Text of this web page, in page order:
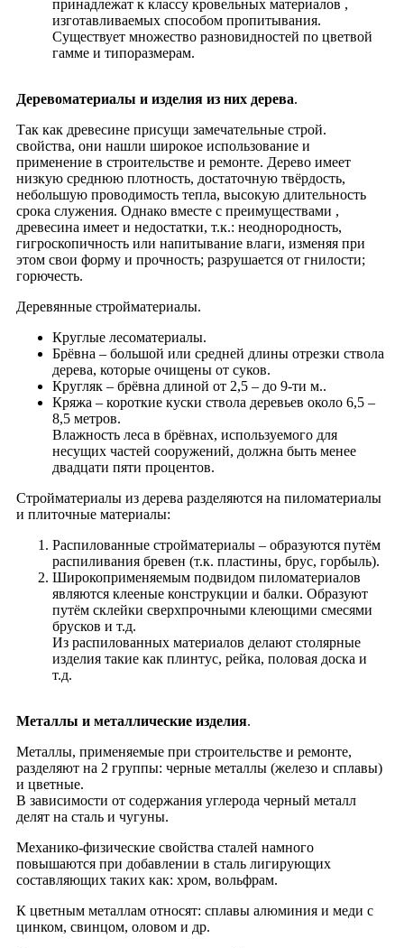
принадлежат к классу кровельных материалов ,
изготавливаемых способом пропитывания.
Существует множество разновидностей по цветвой
гамме и типоразмерам.
Деревоматериалы и изделия из них дерева.
Так как древесине присущи замечательные строй.
свойства, они нашли широкое использование и
применение в строительстве и ремонте. Дерево имеет
низкую среднюю плотность, достаточную твёрдость,
небольшую проводимость тепла, высокую длительность
срока служения. Однако вместе с преимуществами ,
древесина имеет и недостатки, т.к.: неоднородность,
гигроскопичность или напитывание влаги, изменяя при
этом свои форму и прочность; разрушается от гнилости;
горючесть.
Деревянные стройматериалы.
Круглые лесоматериалы.
Брёвна – большой или средней длины отрезки ствола
дерева, которые очищены от суков.
Кругляк – брёвна длиной от 2,5 – до 9-ти м..
Кряжа – короткие куски ствола деревьев около 6,5 –
8,5 метров.
Влажность леса в брёвнах, используемого для
несущих частей сооружений, должна быть менее
двадцати пяти процентов.
Стройматериалы из дерева разделяются на пиломатериалы
и плиточные материалы:
Распилованные стройматериалы – образуются путём
распиливания бревен (т.к. пластины, брус, горбыль).
Широкоприменяемым подвидом пиломатериалов
являются клееные конструкции и балки. Образуют
путём склейки сверхпрочными клеющими смесями
брусков и т.д.
Из распилованных материалов делают столярные
изделия такие как плинтус, рейка, половая доска и
т.д.
Металлы и металлические изделия.
Металлы, применяемые при строительстве и ремонте,
разделяют на 2 группы: черные металлы (железо и сплавы)
и цветные.
В зависимости от содержания углерода черный металл
делят на сталь и чугуны.
Механико-физические свойства сталей намного
повышаются при добавлении в сталь лигирующих
составляющих таких как: хром, вольфрам.
К цветным металлам относят: сплавы алюминия и меди с
цинком, свинцом, оловом и др.